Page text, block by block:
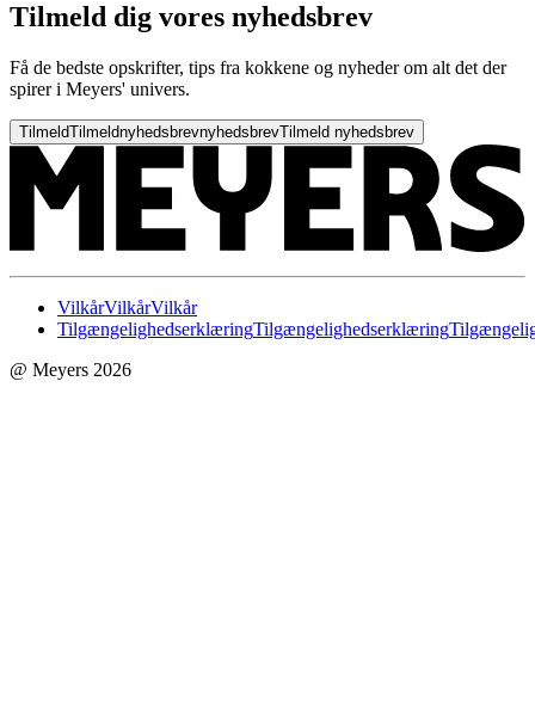
Tilmeld dig vores nyhedsbrev
Få de bedste opskrifter, tips fra kokkene og nyheder om alt det der
spirer i Meyers' univers.
TilmeldTilmeldnyhedsbrevnyhedsbrevTilmeld nyhedsbrev
VilkårVilkårVilkår
TilgængelighedserklæringTilgængelighedserklæring
@ Meyers 2026